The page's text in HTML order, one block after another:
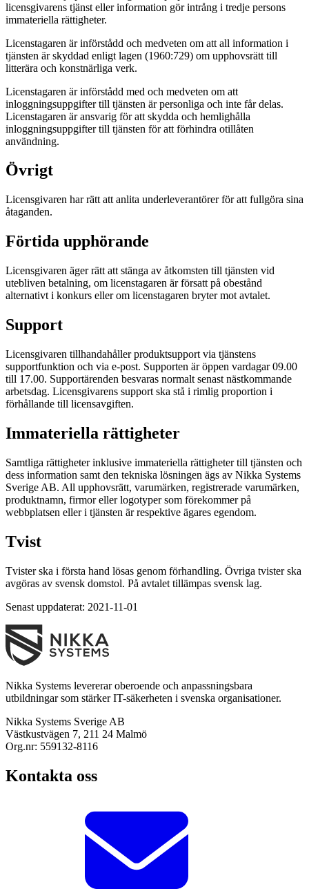
licensgivarens tjänst eller information gör intrång i tredje persons
immateriella rättigheter.
Licenstagaren är införstådd och medveten om att all information i
tjänsten är skyddad enligt lagen (1960:729) om upphovsrätt till
litterära och konstnärliga verk.
Licenstagaren är införstådd med och medveten om att
inloggningsuppgifter till tjänsten är personliga och inte får delas.
Licenstagaren är ansvarig för att skydda och hemlighålla
inloggningsuppgifter till tjänsten för att förhindra otillåten
användning.
Övrigt
Licensgivaren har rätt att anlita underleverantörer för att fullgöra sina
åtaganden.
Förtida upphörande
Licensgivaren äger rätt att stänga av åtkomsten till tjänsten vid
utebliven betalning, om licenstagaren är försatt på obestånd
alternativt i konkurs eller om licenstagaren bryter mot avtalet.
Support
Licensgivaren tillhandahåller produktsupport via tjänstens
supportfunktion och via e-post. Supporten är öppen vardagar 09.00
till 17.00. Supportärenden besvaras normalt senast nästkommande
arbetsdag. Licensgivarens support ska stå i rimlig proportion i
förhållande till licensavgiften.
Immateriella rättigheter
Samtliga rättigheter inklusive immateriella rättigheter till tjänsten och
dess information samt den tekniska lösningen ägs av Nikka Systems
Sverige AB. All upphovsrätt, varumärken, registrerade varumärken,
produktnamn, firmor eller logotyper som förekommer på
webbplatsen eller i tjänsten är respektive ägares egendom.
Tvist
Tvister ska i första hand lösas genom förhandling. Övriga tvister ska
avgöras av svensk domstol. På avtalet tillämpas svensk lag.
Senast uppdaterat: 2021-11-01
Nikka Systems levererar oberoende och anpassningsbara
utbildningar som stärker IT-säkerheten i svenska organisationer.
Nikka Systems Sverige AB
Västkustvägen 7, 211 24 Malmö
Org.nr: 559132-8116
Kontakta oss